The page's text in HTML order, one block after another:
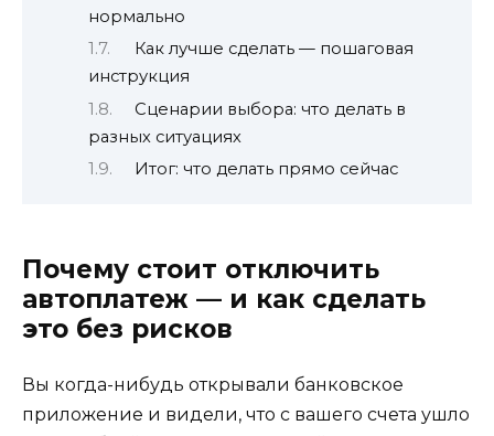
нормально
Как лучше сделать — пошаговая
инструкция
Сценарии выбора: что делать в
разных ситуациях
Итог: что делать прямо сейчас
Почему стоит отключить
автоплатеж — и как сделать
это без рисков
Вы когда-нибудь открывали банковское
приложение и видели, что с вашего счета ушло